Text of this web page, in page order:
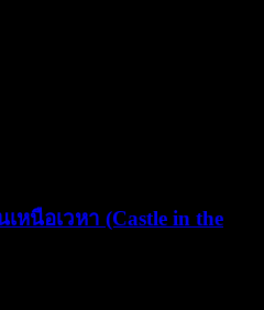
หนือเวหา (Castle in the